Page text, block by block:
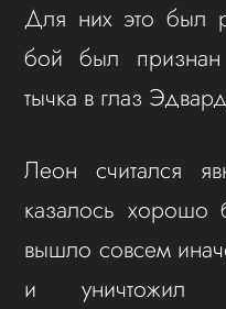
Для них это был
бой был признан
тычка в глаз
Леон считался
казалось
вышло совсем
и уничтожил